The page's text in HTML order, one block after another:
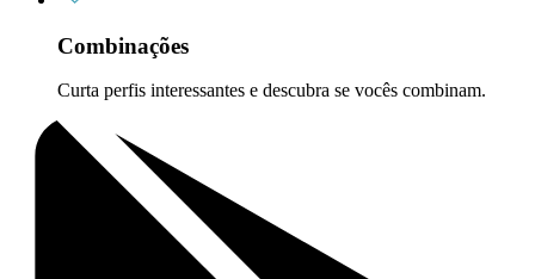
Combinações
Curta perfis interessantes e descubra se vocês combinam.